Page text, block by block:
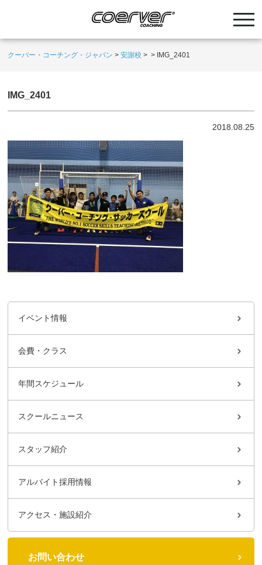
クーバー・コーチング・ジャパン >安謝校 > > IMG_2401
IMG_2401
2018.08.25
イベント情報
会費・クラス
年間スケジュール
スクールニュース
スタッフ紹介
アルバイト採用情報
アクセス・施設紹介
お問い合わせ